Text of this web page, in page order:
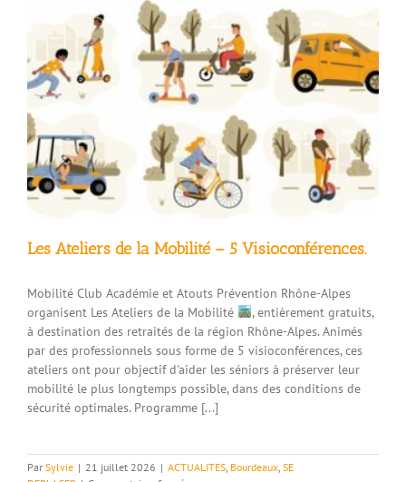
outillage
complet
–
Tout
pour
débuter
Les Ateliers de la Mobilité – 5 Visioconférences.
Mobilité Club Académie et Atouts Prévention Rhône-Alpes
organisent Les Ateliers de la Mobilité
, entièrement gratuits,
à destination des retraités de la région Rhône-Alpes. Animés
par des professionnels sous forme de 5 visioconférences, ces
ateliers ont pour objectif d'aider les séniors à préserver leur
mobilité le plus longtemps possible, dans des conditions de
sécurité optimales. Programme [...]
Par Sylvie | 21 juillet 2026 | ACTUALITES Bourdeaux SE